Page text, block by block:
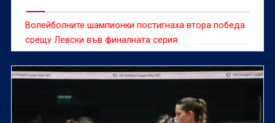
Волейболните шампионки постигнаха втора победа
срещу Левски във финалната серия